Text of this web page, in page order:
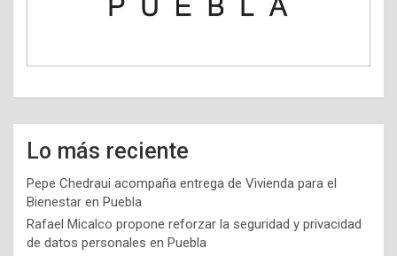
Lo más reciente
Pepe Chedraui acompaña entrega de Vivienda para el
Bienestar en Puebla
Rafael Micalco propone reforzar la seguridad y privacidad
de datos personales en Puebla